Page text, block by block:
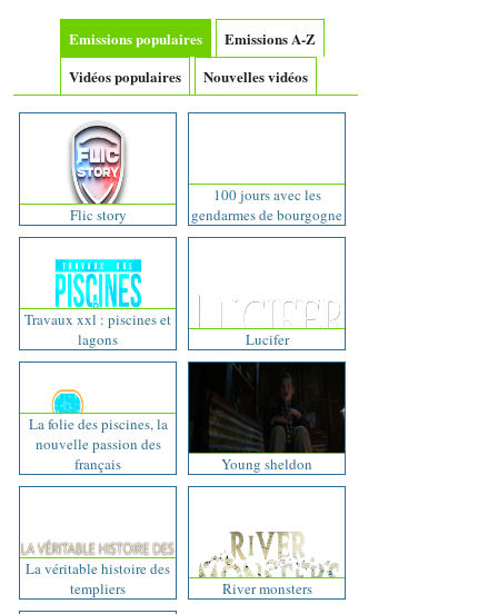
Emissions populaires
Emissions A-Z
Vidéos populaires
Nouvelles vidéos
Flic story
100 jours avec les
gendarmes de bourgogne
Travaux xxl : piscines et
lagons
Lucifer
La folie des piscines, la
nouvelle passion des
français
Young sheldon
La véritable histoire des
templiers
River monsters